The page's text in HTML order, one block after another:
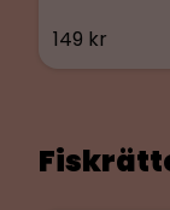
149 kr
med
egen